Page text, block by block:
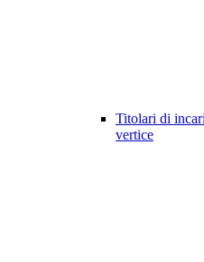
Titolari di
vertice